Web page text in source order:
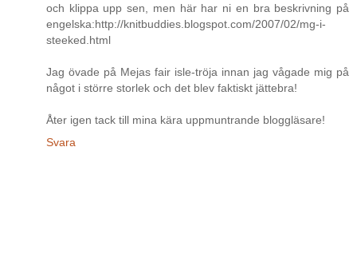
och klippa upp sen, men här har ni en bra beskrivning på
engelska:http://knitbuddies.blogspot.com/2007/02/mg-i-
steeked.html
Jag övade på Mejas fair isle-tröja innan jag vågade mig på
något i större storlek och det blev faktiskt jättebra!
Åter igen tack till mina kära uppmuntrande bloggläsare!
Svara